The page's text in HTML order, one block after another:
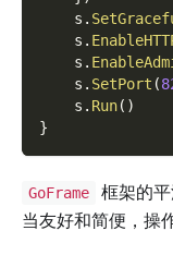
    s
.
    s
.
    s
.
    s
. SetPort (
    s
. Run( )
}
GoFrame
框架的
当友好和简便，操